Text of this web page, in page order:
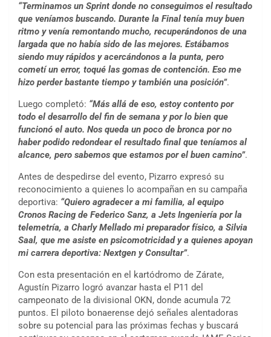
“Terminamos un Sprint donde no conseguimos el resultado
que veníamos buscando. Durante la Final tenía muy buen
ritmo y venía remontando mucho, recuperándonos de una
largada que no había sido de las mejores. Estábamos
siendo muy rápidos y acercándonos a la punta, pero
cometí un error, toqué las gomas de contención. Eso me
hizo perder bastante tiempo y también una posición”.
Luego completó: “Más allá de eso, estoy contento por
todo el desarrollo del fin de semana y por lo bien que
funcionó el auto. Nos queda un poco de bronca por no
haber podido redondear el resultado final que teníamos al
alcance, pero sabemos que estamos por el buen camino”.
Antes de despedirse del evento, Pizarro expresó su
reconocimiento a quienes lo acompañan en su campaña
deportiva: “Quiero agradecer a mi familia, al equipo
Cronos Racing de Federico Sanz, a Jets Ingeniería por la
telemetría, a Charly Mellado mi preparador físico, a Silvia
Saal, que me asiste en psicomotricidad y a quienes apoyan
mi carrera deportiva: Nextgen y Consultar”.
Con esta presentación en el kartódromo de Zárate,
Agustín Pizarro logró avanzar hasta el P11 del
campeonato de la divisional OKN, donde acumula 72
puntos. El piloto bonaerense dejó señales alentadoras
sobre su potencial para las próximas fechas y buscará